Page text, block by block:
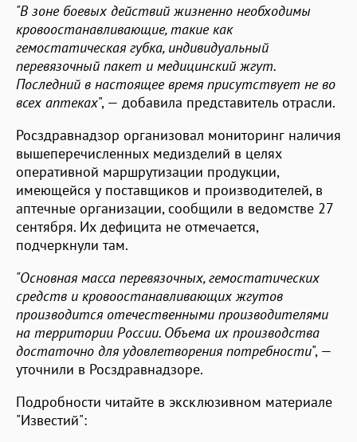
"В зоне боевых действий жизненно необходимы
кровоостанавливающие, такие как
гемостатическая губка, индивидуальный
перевязочный пакет и медицинский жгут.
Последний в настоящее время присутствует не во
всех аптеках", — добавила представитель отрасли.
Росздравнадзор организовал мониторинг наличия
вышеперечисленных медизделий в целях
оперативной маршрутизации продукции,
имеющейся у поставщиков и производителей, в
аптечные организации, сообщили в ведомстве 27
сентября. Их дефицита не отмечается,
подчеркнули там.
"Основная масса перевязочных, гемостатических
средств и кровоостанавливающих жгутов
производится отечественными производителями
на территории России. Объема их производства
достаточно для удовлетворения потребности", —
уточнили в Росздравнадзоре.
Подробности читайте в эксклюзивном материале
"Известий":